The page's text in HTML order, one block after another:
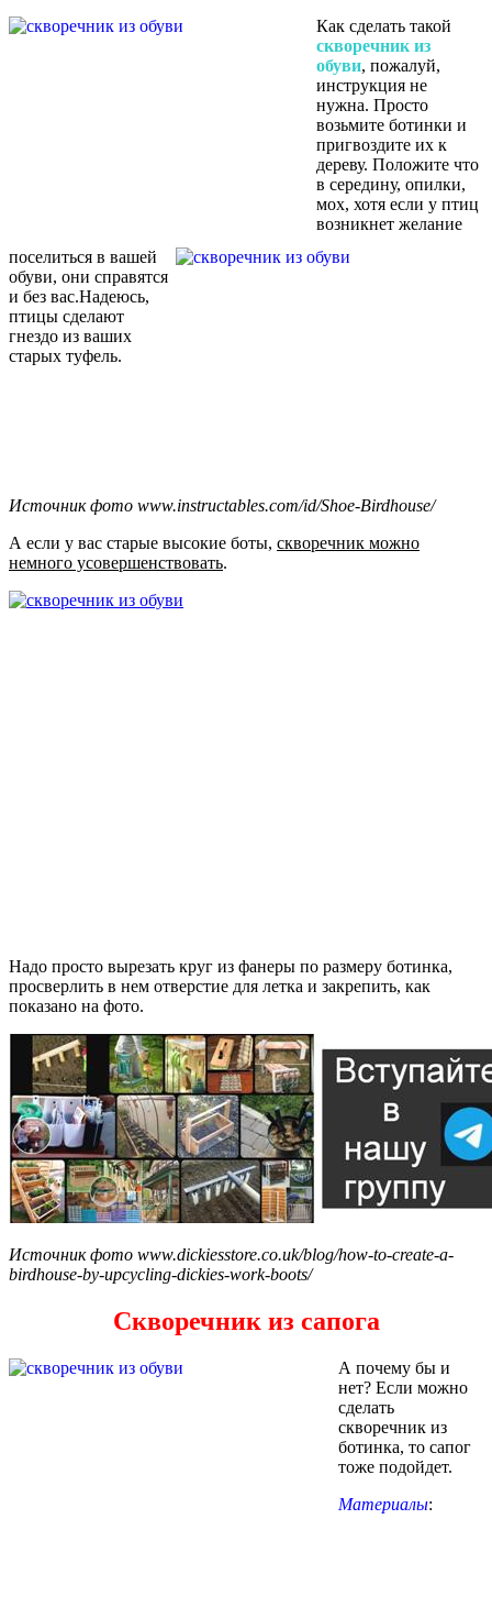
Как сделать такой
скворечник из
обуви, пожалуй,
инструкция не
нужна. Просто
возьмите ботинки и
пригвоздите их к
дереву. Положите что
в середину, опилки,
мох, хотя если у птиц
возникнет желание
поселиться в вашей
обуви, они справятся
и без вас.Надеюсь,
птицы сделают
гнездо из ваших
старых туфель.
Источник фото www.instructables.com/id/Shoe-Birdhouse/
А если у вас старые высокие боты, скворечник можно
немного усовершенствовать.
Надо просто вырезать круг из фанеры по размеру ботинка,
просверлить в нем отверстие для летка и закрепить, как
показано на фото.
Источник фото www.dickiesstore.co.uk/blog/how-to-create-a-
birdhouse-by-upcycling-dickies-work-boots/
Скворечник из сапога
А почему бы и
нет? Если можно
сделать
скворечник из
ботинка, то сапог
тоже подойдет.
Материалы: